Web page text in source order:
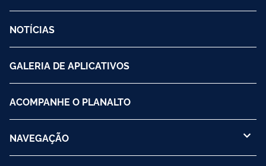
NOTÍCIAS
GALERIA DE APLICATIVOS
ACOMPANHE O PLANALTO
NAVEGAÇÃO